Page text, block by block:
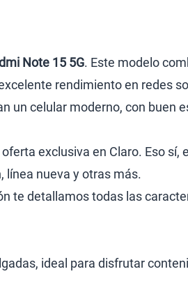
Note 15 5G. Este modelo
rendimiento en redes
un celular moderno, con buen
exclusiva en Claro. Eso sí,
línea nueva y otras más.
te detallamos todas las
ideal para disfrutar